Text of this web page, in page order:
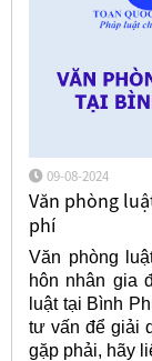
09-08-2024
Văn phòng
phí
Văn phòng
hôn nhân gia
luật tại Bình
tư vấn để giải
gặp phải, hãy